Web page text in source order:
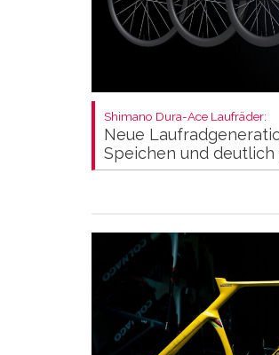
Shimano Dura-Ace Laufräder:
Neue
Speichen und